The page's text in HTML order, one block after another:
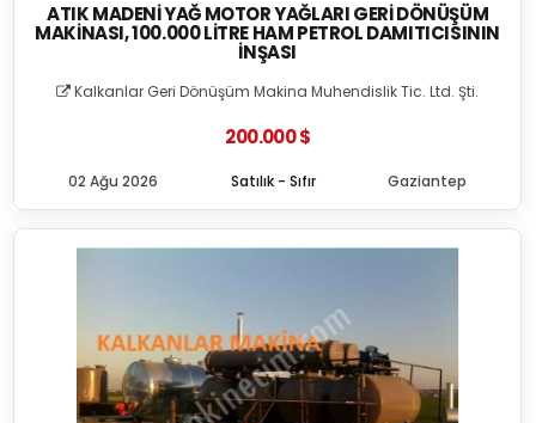
ATIK MADENI YAĞ MOTOR YAĞLARI GERI DÖNÜŞÜM
MAKINASI, 100.000 LITRE HAM PETROL DAMITICISININ
İNŞASI
Kalkanlar Geri Dönüşüm Makina Muhendislik Tic. Ltd. Şti.
200.000 $
Satılık - Sıfır
02 Ağu 2026 Gaziantep